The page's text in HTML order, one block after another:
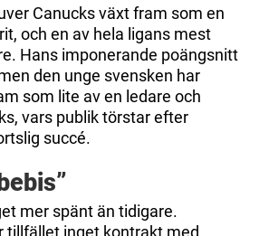
Canucks växt fram som en
och en av hela ligans mest
Hans imponerande poängsnitt
den unge svensken har
som lite av en ledare och
vars publik törstar efter
succé.
mer spänt än tidigare.
tillfället inget kontrakt med